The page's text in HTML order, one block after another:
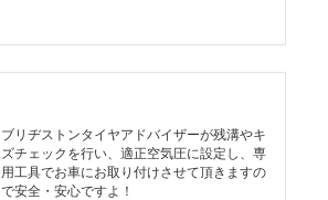
ブリヂストンタイヤアドバイザーが残溝やキ
ズチェックを行い、適正空気圧に設定し、専
用工具でお車にお取り付けさせて頂きますの
で安全・安心ですよ！